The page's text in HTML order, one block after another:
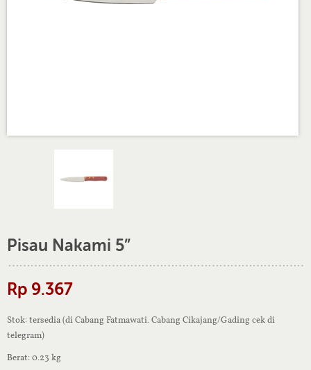
Pisau Nakami 5”
Rp 9.367
Stok: tersedia (di Cabang Fatmawati. Cabang Cikajang/Gading cek di
telegram)
Berat: 0.23 kg